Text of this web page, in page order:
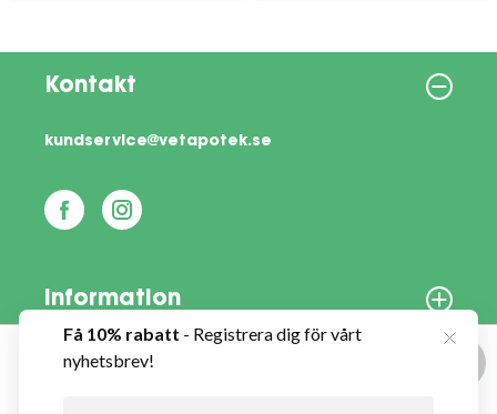
Kontakt
kundservice@vetapotek.se
Information
Om oss